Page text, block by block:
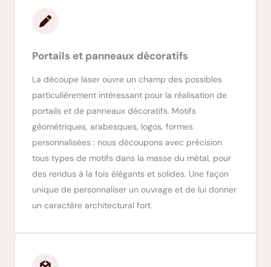
Portails et panneaux décoratifs
La découpe laser ouvre un champ des possibles
particulièrement intéressant pour la réalisation de
portails et de panneaux décoratifs. Motifs
géométriques, arabesques, logos, formes
personnalisées : nous découpons avec précision
tous types de motifs dans la masse du métal, pour
des rendus à la fois élégants et solides. Une façon
unique de personnaliser un ouvrage et de lui donner
un caractère architectural fort.